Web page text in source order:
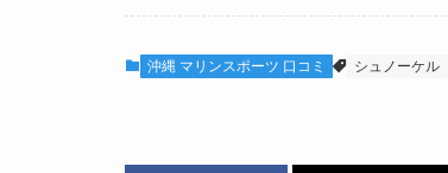
沖縄 マリンスポーツ 口コミ シュノーケル